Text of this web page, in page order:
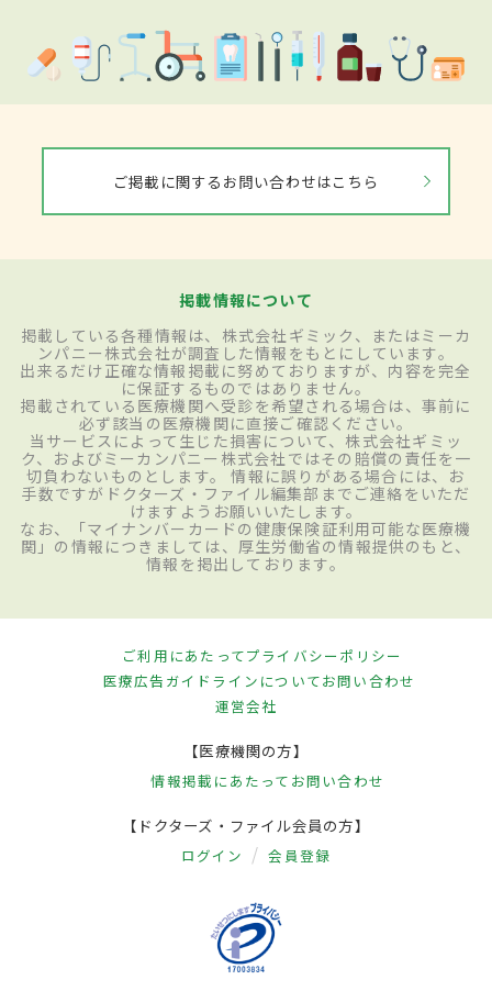
ご掲載に関するお問い合わせはこちら
掲載情報について
掲載している各種情報は、株式会社ギミック、またはミーカ
ンパニー株式会社が調査した情報をもとにしています。
出来るだけ正確な情報掲載に努めておりますが、内容を完全
に保証するものではありません。
掲載されている医療機関へ受診を希望される場合は、事前に
必ず該当の医療機関に直接ご確認ください。
当サービスによって生じた損害について、株式会社ギミッ
ク、およびミーカンパニー株式会社ではその賠償の責任を一
切負わないものとします。 情報に誤りがある場合には、お
手数ですがドクターズ・ファイル編集部までご連絡をいただ
けますようお願いいたします。
なお、「マイナンバーカードの健康保険証利用可能な医療機
関」の情報につきましては、厚生労働省の情報提供のもと、
情報を掲出しております。
ご利用にあたってプライバシーポリシー
医療広告ガイドラインについてお問い合わせ
運営会社
【医療機関の方】
情報掲載にあたって お問い合わせ
【ドクターズ・ファイル会員の方】
ログイン 会員登録